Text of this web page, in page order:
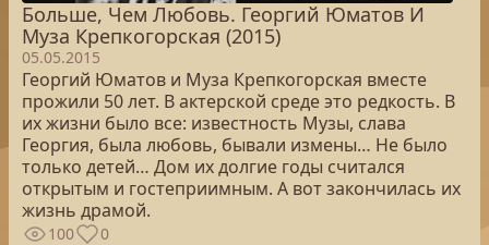
Больше, Чем Любовь. Георгий Юматов И
Муза Крепкогорская (2015)
05.05.2015
Георгий Юматов и Муза Крепкогорская вместе
прожили 50 лет. В актерской среде это редкость. В
их жизни было все: известность Музы, слава
Георгия, была любовь, бывали измены… Не было
только детей… Дом их долгие годы считался
открытым и гостеприимным. А вот закончилась их
жизнь драмой.
100 0